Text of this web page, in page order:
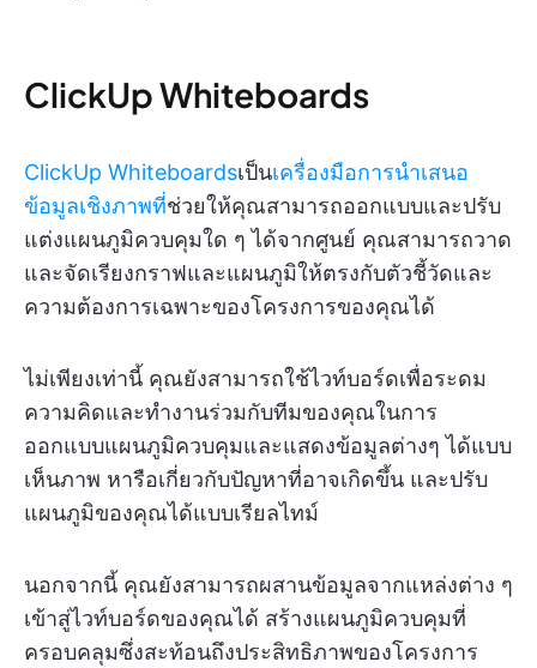
ClickUp Whiteboards
ClickUp Whiteboardsเป็นเครื่องมือการนำเสนอ
ข้อมูลเชิงภาพที่ช่วยให้คุณสามารถออกแบบและปรับ
แต่งแผนภูมิควบคุมใด ๆ ได้จากศูนย์ คุณสามารถวาด
และจัดเรียงกราฟและแผนภูมิให้ตรงกับตัวชี้วัดและ
ความต้องการเฉพาะของโครงการของคุณได้
ไม่เพียงเท่านี้ คุณยังสามารถใช้ไวท์บอร์ดเพื่อระดม
ความคิดและทำงานร่วมกับทีมของคุณในการ
ออกแบบแผนภูมิควบคุมและแสดงข้อมูลต่างๆ ได้แบบ
เห็นภาพ หารือเกี่ยวกับปัญหาที่อาจเกิดขึ้น และปรับ
แผนภูมิของคุณได้แบบเรียลไทม์
นอกจากนี้ คุณยังสามารถผสานข้อมูลจากแหล่งต่าง ๆ
เข้าสู่ไวท์บอร์ดของคุณได้ สร้างแผนภูมิควบคุมที่
ครอบคลุมซึ่งสะท้อนถึงประสิทธิภาพของโครงการ